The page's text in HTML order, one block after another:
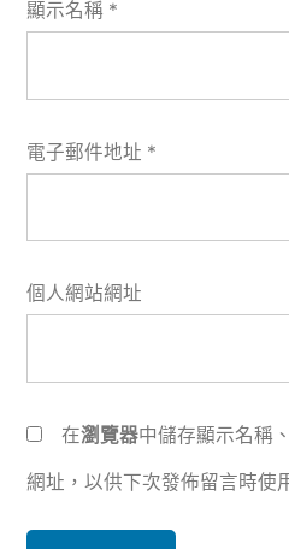
顯示名稱 *
電子郵件地址 *
個人網站網址
在瀏覽器中儲存顯示名稱
網址，以供下次發佈留言時使